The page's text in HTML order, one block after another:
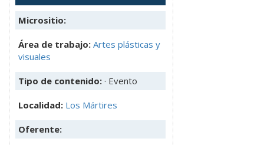
Micrositio:
Área de trabajo: Artes plásticas y
visuales
Tipo de contenido: · Evento
Localidad: Los Mártires
Oferente: